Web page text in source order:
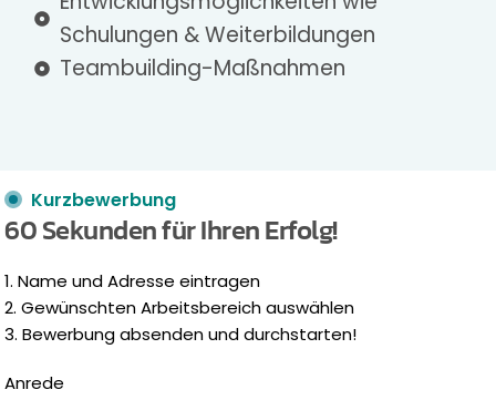
Schulungen & Weiterbildungen
Teambuilding-Maßnahmen
Kurzbewerbung
60 Sekunden für Ihren Erfolg!
1. Name und Adresse eintragen
2. Gewünschten Arbeitsbereich auswählen
3. Bewerbung absenden und durchstarten!
Anrede